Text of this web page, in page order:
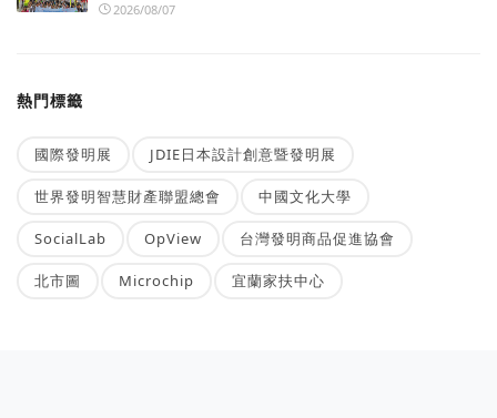
2026/08/07
熱門標籤
國際發明展 JDIE日本設計創意暨發明展
世界發明智慧財產聯盟總會 中國文化大學
SocialLab OpView 台灣發明商品促進協會
北市圖 Microchip 宜蘭家扶中心